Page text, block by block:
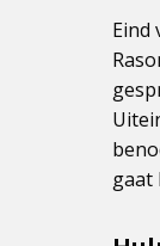
Eind
gaat